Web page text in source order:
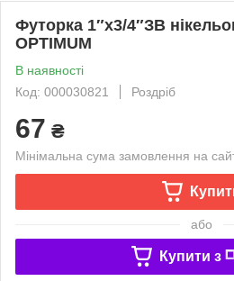
Футорка 1″х3/4″ЗВ
OPTIMUM
В наявності
Код: 000030821
Роздріб
67 ₴
Мінімальна сума замовлення на
або
Купити з